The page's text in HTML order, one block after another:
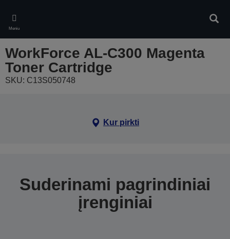
main
content
Meniu
WorkForce AL-C300 Magenta
Toner Cartridge
SKU: C13S050748
Kur pirkti
Suderinami pagrindiniai
įrenginiai